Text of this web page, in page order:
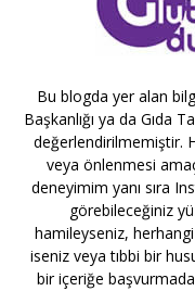
Bu blogda yer alan
Başkanlığı ya da Gıda
değerlendirilmemiştir.
veya önlenmesi
deneyimim yanı sıra
görebileceğiniz
hamileyseniz,
iseniz veya tıbbi bir
bir içeriğe